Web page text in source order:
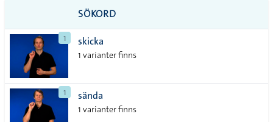
till
alla i
lista
SÖKORD
1 skicka
1 varianter finns
1 sända
1 varianter finns